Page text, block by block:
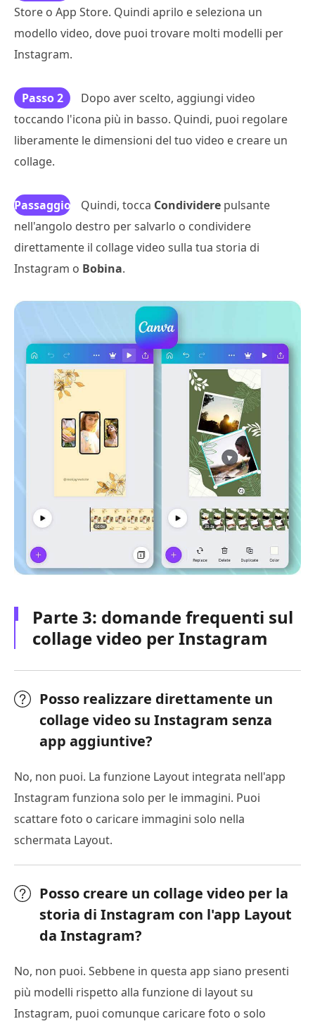
Store o App Store. Quindi aprilo e seleziona un
modello video, dove puoi trovare molti modelli per
Instagram.
Passo 2
Dopo aver scelto, aggiungi video
toccando l'icona più in basso. Quindi, puoi regolare
liberamente le dimensioni del tuo video e creare un
collage.
Passaggio
3
Quindi, tocca Condividere pulsante
nell'angolo destro per salvarlo o condividere
direttamente il collage video sulla tua storia di
Instagram o Bobina.
Parte 3: domande frequenti sul
collage video per Instagram
Posso realizzare direttamente un
collage video su Instagram senza
app aggiuntive?
No, non puoi. La funzione Layout integrata nell'app
Instagram funziona solo per le immagini. Puoi
scattare foto o caricare immagini solo nella
schermata Layout.
Posso creare un collage video per la
storia di Instagram con l'app Layout
da Instagram?
No, non puoi. Sebbene in questa app siano presenti
più modelli rispetto alla funzione di layout su
Instagram, puoi comunque caricare foto o solo